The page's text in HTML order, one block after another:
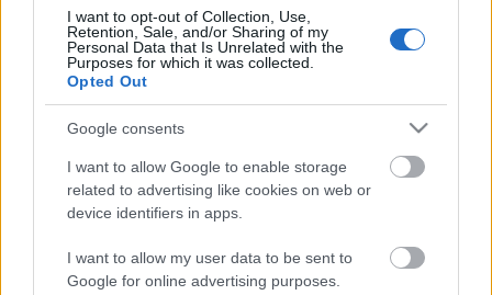
I want to opt-out of Collection, Use,
Retention, Sale, and/or Sharing of my
Personal Data that Is Unrelated with the
Purposes for which it was collected.
Opted Out
Google consents
I want to allow Google to enable storage
related to advertising like cookies on web or
device identifiers in apps.
I want to allow my user data to be sent to
Google for online advertising purposes.
Címkék:Leonard Bernstein
Ajánlott bejegyzések:
Újvilág a másvilágról